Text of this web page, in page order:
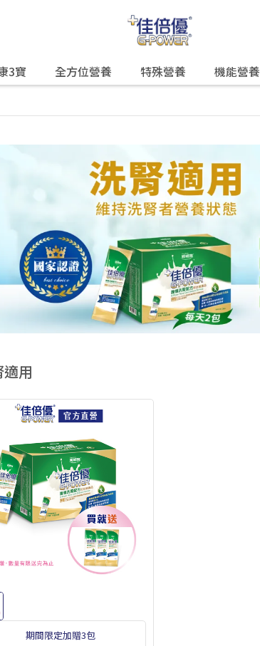
3寶 全方位營養 特殊營養 機能營養
用
期間限定加贈3包